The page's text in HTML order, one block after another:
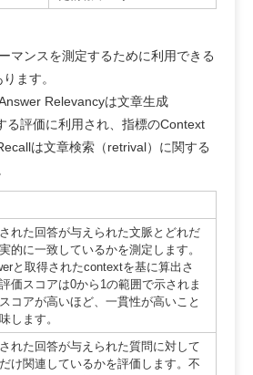
マンスを測定するために利用できる
ます。
Relevancyは文章生成
る評価に利用され、指標のContext
は文章検索（retrival）に関する
れた回答が与えられた文脈とどれだ
的に一致しているかを測定します。
と取得されたcontextを基に算出さ
価スコアは0から1の範囲で示されま
コアが高いほど、一貫性が高いこと
します。
れた回答が与えられた質問に対して
け関連しているかを評価します。不